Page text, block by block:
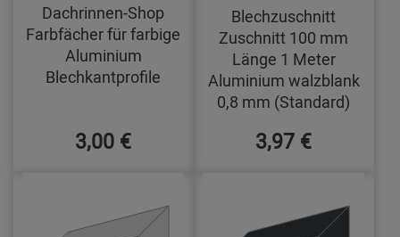
Dachrinnen-Shop
Farbfächer für farbige
Aluminium
Blechkantprofile
3,00 €
Blechzuschnitt
Zuschnitt 100 mm
Länge 1 Meter
Aluminium walzblank
0,8 mm (Standard)
3,97 €